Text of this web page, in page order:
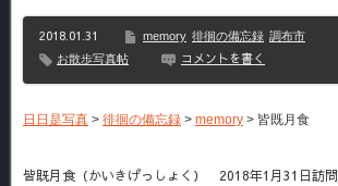
2018.01.31 memory 徘徊の備忘録 調布市
お散歩写真帖
コメントを書く
日日是写真 > 徘徊の備忘録 > memory > 皆既月食
皆既月食（かいきげっしょく） 2018年1月31日訪問